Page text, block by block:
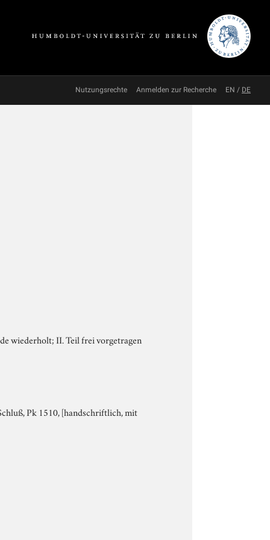
Nutzungsrechte Anmelden zur Recherche EN / DE
wiederholt; II. Teil frei vorgetragen
Pk 1510, [handschriftlich, mit